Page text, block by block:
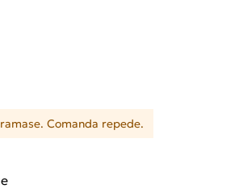
Comanda repede.